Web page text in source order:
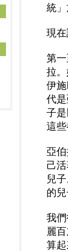
統
現
第
拉
伊
代
子
這
亞
己
兒
的
我
麗
算